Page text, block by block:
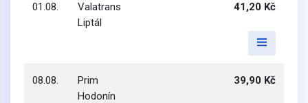
01.08.
Valatrans
Liptál
41,20 Kč
08.08.
Prim
Hodonín
39,90 Kč